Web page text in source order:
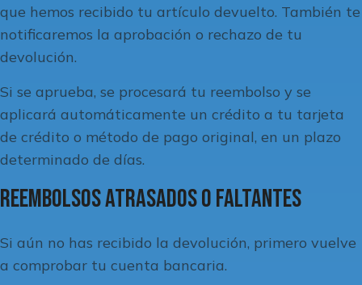
que hemos recibido tu artículo devuelto. También te
notificaremos la aprobación o rechazo de tu
devolución.
Si se aprueba, se procesará tu reembolso y se
aplicará automáticamente un crédito a tu tarjeta
de crédito o método de pago original, en un plazo
determinado de días.
Reembolsos atrasados o faltantes
Si aún no has recibido la devolución, primero vuelve
a comprobar tu cuenta bancaria.